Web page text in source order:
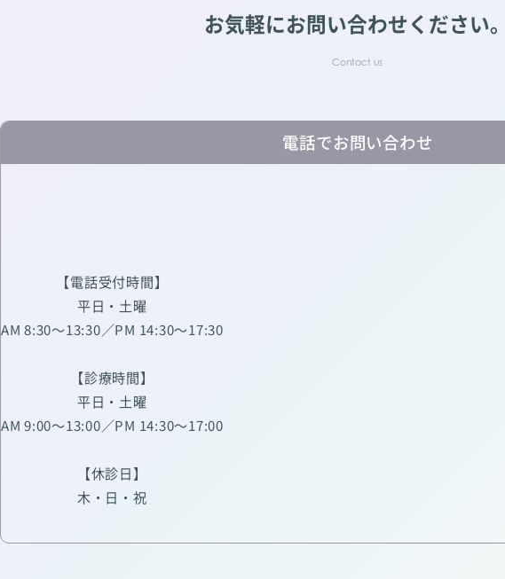
お気軽にお問い合わせください。
電話でお問い合わせ
【電話受付時間】
平日・土曜
AM 8:30～13:30／PM 14:30～17:30
【診療時間】
平日・土曜
AM 9:00～13:00／PM 14:30～17:00
【休診日】
木・日・祝